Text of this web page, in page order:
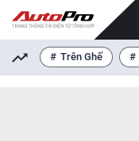
Trên Ghế